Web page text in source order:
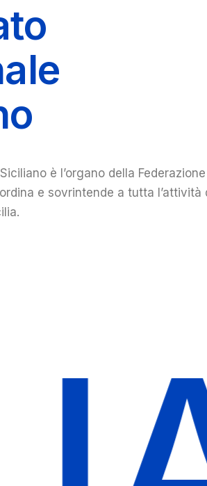
è l’organo della Federazione
e sovrintende a tutta l’attività